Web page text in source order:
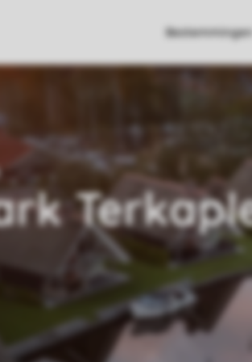
Bestemmingen